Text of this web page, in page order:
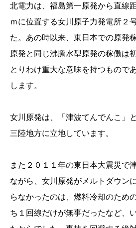
北電力は、福島第一原発から直線
ｍに位置する女川原子力発電所２
た。あの時以来、東日本での原発
原発と同じ沸騰水型原発の稼働は
とりわけ重大な意味を持つもので
します。
女川原発は、「津波てんでんこ」
三陸地方に立地しています。
また２０１１年の東日本大震災で
ながら、女川原発がメルトダウン
らなかったのは、燃料冷却のため
ち１回線だけが無事だったなど、